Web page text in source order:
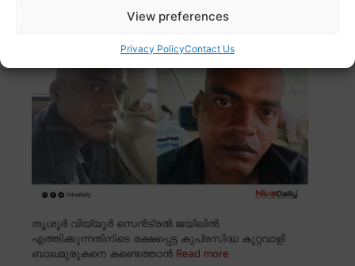
View preferences
Privacy PolicyContact Us
പൊലീസുകാർക്ക് സസ്പെൻഷൻ
തൃശൂർ വിയ്യൂർ സെൻട്രൽ ജയിലിൽ
എത്തിക്കുന്നതിനിടെ രക്ഷപ്പെട്ട കുപ്രസിദ്ധ കുറ്റവാളി
ബാലമുരുകനെ കണ്ടെത്താൻ Read more